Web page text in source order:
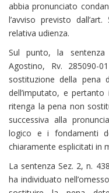
abbia pronunciato
l’avviso previsto
relativa udienza.
Sul punto, la
Agostino, Rv.
sostituzione della pena
dell’imputato, e
ritenga la pena non
successiva alla
logico e i fondamenti
chiaramente esplicitati in
La sentenza Sez. 2, n.
ha individuato